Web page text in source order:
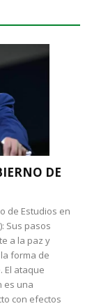
DE
de Estudios en
Sus pasos
a la paz y
forma de
El ataque
es una
con efectos